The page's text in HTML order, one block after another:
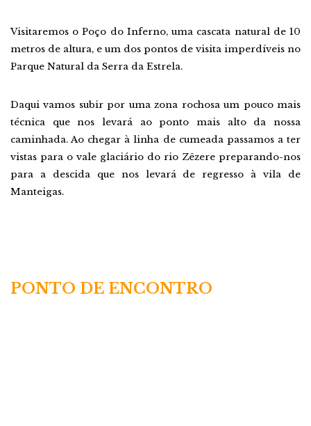
Visitaremos o Poço do Inferno, uma cascata natural de 10
metros de altura, e um dos pontos de visita imperdíveis no
Parque Natural da Serra da Estrela.
Daqui vamos subir por uma zona rochosa um pouco mais
técnica que nos levará ao ponto mais alto da nossa
caminhada. Ao chegar à linha de cumeada passamos a ter
vistas para o vale glaciário do rio Zêzere preparando-nos
para a descida que nos levará de regresso à vila de
Manteigas.
PONTO DE ENCONTRO